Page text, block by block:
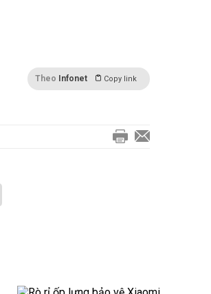
Theo Infonet Copy link